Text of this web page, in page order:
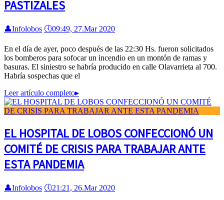
PASTIZALES
👤Infolobos 🕔09:49, 27.Mar 2020
En el día de ayer, poco después de las 22:30 Hs. fueron solicitados
los bomberos para sofocar un incendio en un montón de ramas y
basuras. El siniestro se habría producido en calle Olavarrieta al 700.
Habría sospechas que el
Leer artículo completo▸
EL HOSPITAL DE LOBOS CONFECCIONÓ UN
COMITÉ DE CRISIS PARA TRABAJAR ANTE
ESTA PANDEMIA
👤Infolobos 🕔21:21, 26.Mar 2020